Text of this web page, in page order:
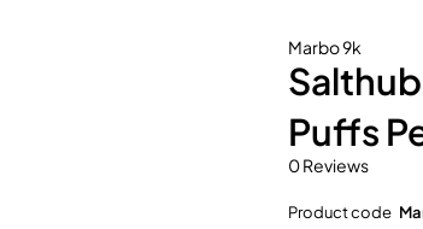
Marbo 9k
Puffs
0 Reviews
Product code